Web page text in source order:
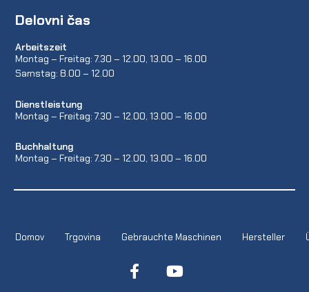
Delovni čas
Arbeitszeit
Montag – Freitag: 7.30 – 12.00, 13.00 – 16.00
Samstag: 8.00 – 12.00
Dienstleistung
Montag – Freitag: 7.30 – 12.00, 13.00 – 16.00
Buchhaltung
Montag – Freitag: 7.30 – 12.00, 13.00 – 16.00
Domov Trgovina Gebrauchte Maschinen Hersteller